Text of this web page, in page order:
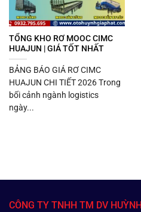
TỔNG KHO RƠ MOOC CIMC
HUAJUN | GIÁ TỐT NHẤT
BẢNG BÁO GIÁ RƠ CIMC
HUAJUN CHI TIẾT 2026 Trong
bối cảnh ngành logistics
ngày...
CÔNG TY TNHH TM DV